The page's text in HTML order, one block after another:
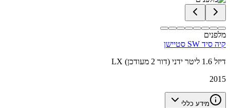
מלפנים
קיה סיד SW סטיישן
LX דיזל 1.6 ליטר ידני (דור 2 מעודכן)
2015
מידע כללי